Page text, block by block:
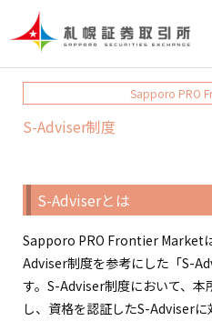
Sapporo PRO
S-Adviser制度
S-Adviserとは
Sapporo PRO Frontier Market
Adviser制度を参考にした「S-
す。S-Adviser制度において、本
し、資格を認証したS-Adviser